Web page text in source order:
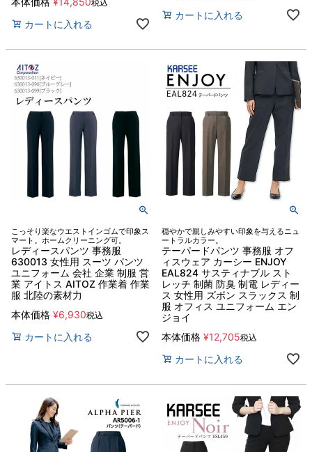
税込
カートに入れる
カートに入れる
こっそり楽なウエストインゴムで印象ス
マート。ホームクリーニング可。
レディースパンツ 事務服
630013 女性用 スーツ パンツ
ユニフォーム 会社 企業 制服 営
業 アイトス AITOZ 作業着 作業
服 北陸の素材力
本体価格 ¥6,930税込
カートに入れる
穏やかで親しみやすい印象を与えるニュ
ートラルカラー。
テーパードパンツ 事務服 オフ
ィスウェア カーシー ENJOY
EAL824 サスティナブル スト
レッチ 制菌 防臭 制電 レディー
ス 女性用 ズボン スラックス 制
服 オフィス ユニフォーム エン
ジョイ
本体価格 ¥12,705税込
カートに入れる